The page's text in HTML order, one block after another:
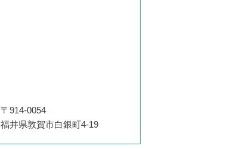
〒914-0054
福井県敦賀市白銀町4-19